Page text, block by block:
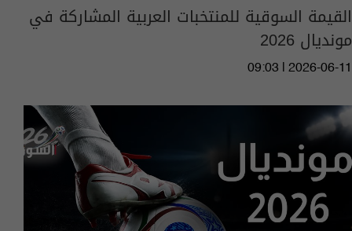
القيمة السوقية للمنتخبات العربية المشاركة في
مونديال 2026
09:03 | 2026-06-11